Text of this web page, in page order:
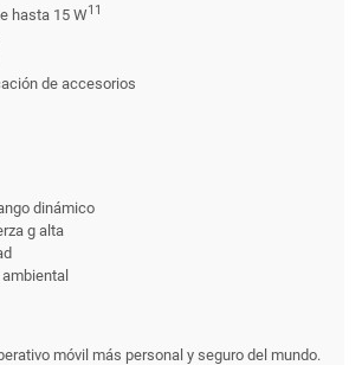
hasta 15 W11
de accesorios
dinámico
g alta
móvil más personal y seguro del mundo.